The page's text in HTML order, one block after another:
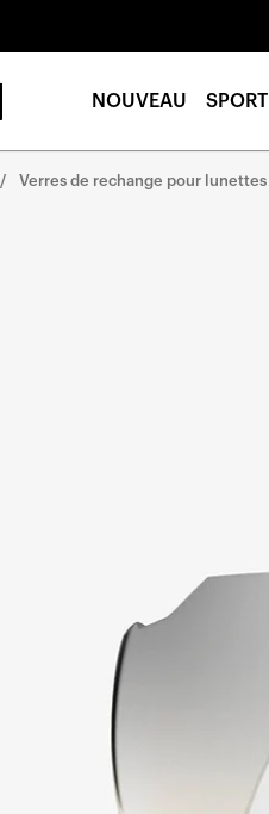
NOUVEAU SPORT
Verres de rechange pour lunettes